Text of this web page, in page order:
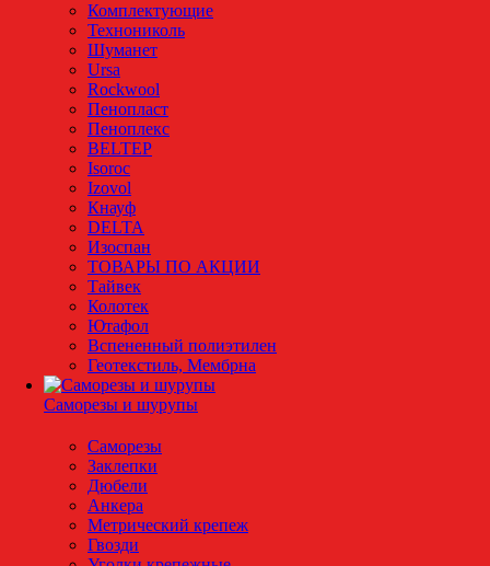
Комплектующие
Технониколь
Шуманет
Ursa
Rockwool
Пенопласт
Пеноплекс
BELTEP
Isoroc
Izovol
Кнауф
DELTA
Изоспан
ТОВАРЫ ПО АКЦИИ
Тайвек
Колотек
Ютафол
Вспененный полиэтилен
Геотекстиль, Мембрна
Саморезы и шурупы
Саморезы
Заклепки
Дюбели
Анкера
Метрический крепеж
Гвозди